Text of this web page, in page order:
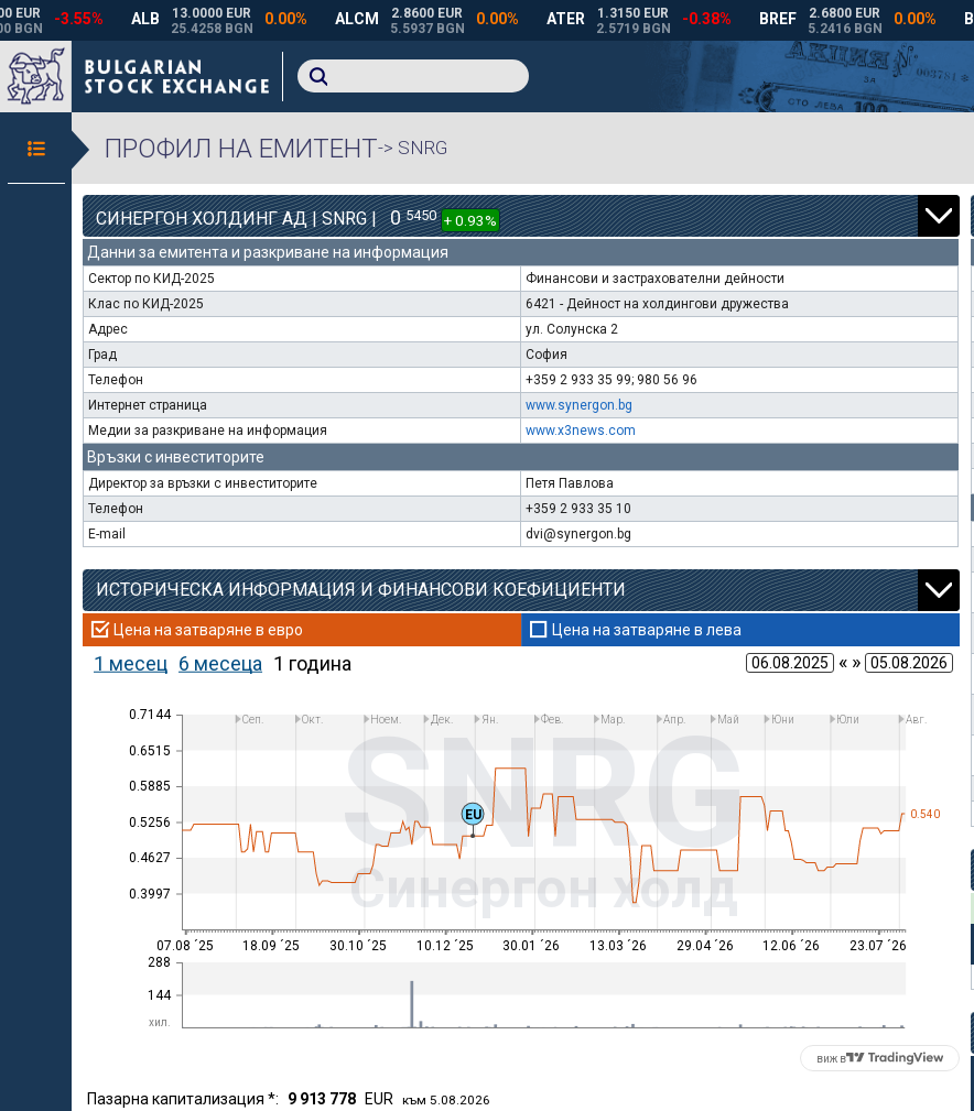
ПРОФИЛ НА ЕМИТЕНТ-> SNRG
СИНЕРГОН ХОЛДИНГ АД | SNRG | 0 5450 + 0.93%
Данни за емитента и разкриване на информация
Сектор по КИД-2025
Финансови и застрахователни дейности
Клас по КИД-2025
6421 - Дейност на холдингови дружества
Адрес
ул. Солунска 2
Град
София
Телефон
+359 2 933 35 99; 980 56 96
Интернет страница
www.synergon.bg
Медии за разкриване на информация
www.x3news.com
Връзки с инвеститорите
Директор за връзки с инвеститорите
Петя Павлова
Телефон
+359 2 933 35 10
E-mail
dvi@synergon.bg
ИСТОРИЧЕСКА ИНФОРМАЦИЯ И ФИНАНСОВИ КОЕФИЦИЕНТИ
Цена на затваряне в евро Цена на затваряне в лева
1 месец 6 месеца 1 година « »
0.3997
0.4627
0.5256
0.5885
0.6515
0.7144 SNRG
Синергон холд
хил.
144
288
0.540
07.08 ´25
Сеп.
18.09 ´25
Окт.
30.10 ´25
Ноем. Дек.
10.12 ´25
Ян.
30.01 ´26
Фев. Мар.
13.03 ´26
Апр.
29.04 ´26
Май Юни
12.06 ´26
Юли
23.07 ´26
Авг.
EU
виж в
Пазарна капитализация *: 9 913 778 EUR към 5.08.2026